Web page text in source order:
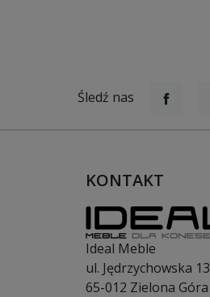
Śledź nas
KONTAKT
Ideal Meble
ul. Jędrzychowska 13
65-012 Zielona Góra